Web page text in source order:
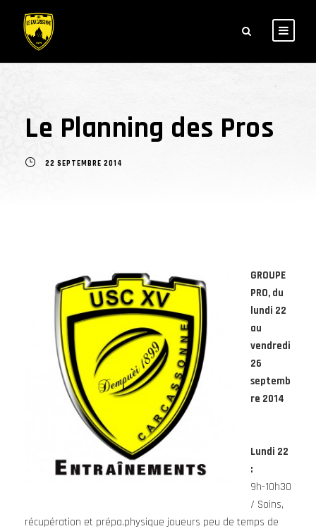
Le Planning des Pros
22 SEPTEMBRE 2014
GROUPE
PRO, du
lundi 22
au
vendredi
26
septemb
re 2014
Lundi 22
:
9h-10h30
/ Soins,
récupération et prépa.physique joueurs peu de temps de